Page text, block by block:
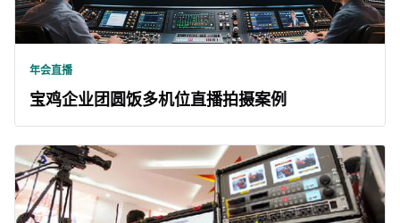
年会直播
宝鸡企业团圆饭多机位直播拍摄案例